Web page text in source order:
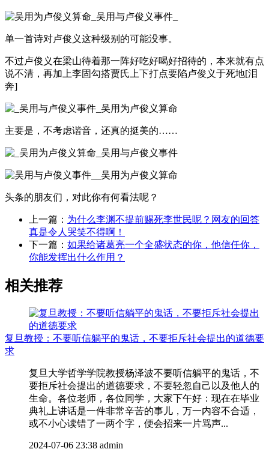
单一首诗对卢俊义这种级别的可能没事。
不过卢俊义在梁山待着那一阵好吃好喝好招待的，本来就有点
说不清，再加上李固勾搭贾氏上下打点要陷卢俊义于死地[泪
奔]
主要是，不考虑谐音，还真的挺美的……
头条的朋友们，对此你有何看法呢？
上一篇： 为什么李渊不提前赐死李世民呢？网友的回答
真是令人哭笑不得啊！
下一篇： 如果给诸葛亮一个全盛状态的你，他信任你，
你能发挥出什么作用？
相关推荐
复旦教授：不要听信躺平的鬼话，不要拒斥社会提出的道德要
求
复旦大学哲学学院教授杨泽波不要听信躺平的鬼话，不
要拒斥社会提出的道德要求，不要轻忽自己以及他人的
生命。各位老师，各位同学，大家下午好：现在在毕业
典礼上讲话是一件非常辛苦的事儿，万一内容不合适，
或不小心读错了一两个字，便会招来一片骂声...
2024-07-06 23:38 admin